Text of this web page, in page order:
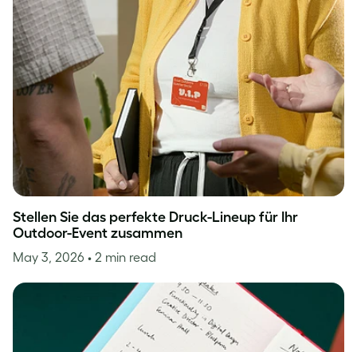
Stellen Sie das perfekte Druck-Lineup für Ihr
Outdoor-Event zusammen
May 3, 2026 • 2 min read